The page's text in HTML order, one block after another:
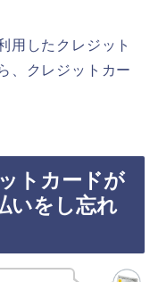
用したクレジット
、クレジットカー
トカードが
いをし忘れ